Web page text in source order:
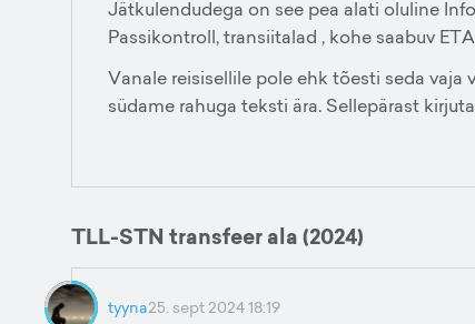
Jätkulendudega on see pea alati oluline
Passikontroll, transiitalad , kohe saabuv
Vanale reisisellile pole ehk tõesti seda
südame rahuga teksti ära. Sellepärast
TLL-STN transfeer ala (2024)
tyyna25. sept 2024 18:19